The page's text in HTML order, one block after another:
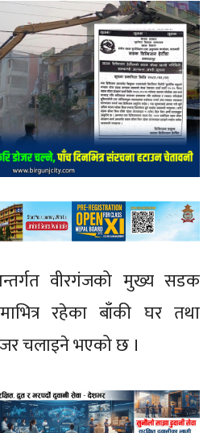
वीरगंजको मुख्य सडक
रहेका बाँकी घर तथा
चलाइने भएको छ ।